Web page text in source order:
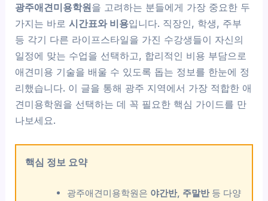
광주애견미용학원을 고려하는 분들에게 가장 중요한 두
가지는 바로시간표와 비용입니다. 직장인, 학생, 주부
등 각기 다른 라이프스타일을 가진 수강생들이 자신의
일정에 맞는 수업을 선택하고, 합리적인 비용 부담으로
애견미용 기술을 배울 수 있도록 돕는 정보를 한눈에 정
리했습니다. 이 글을 통해 광주 지역에서 가장 적합한 애
견미용학원을 선택하는 데 꼭 필요한 핵심 가이드를 만
나보세요.
핵심 정보 요약
광주애견미용학원은 야간반, 주말반등 다양